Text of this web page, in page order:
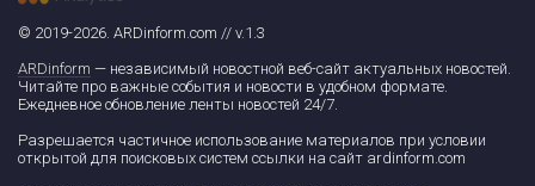
© 2019-2026. ARDinform.com // v.1.3
ARDinform — независимый новостной веб-сайт актуальных новостей.
Читайте про важные события и новости в удобном формате.
Ежедневное обновление ленты новостей 24/7.
Разрешается частичное использование материалов при условии
открытой для поисковых систем ссылки на сайт ardinform.com